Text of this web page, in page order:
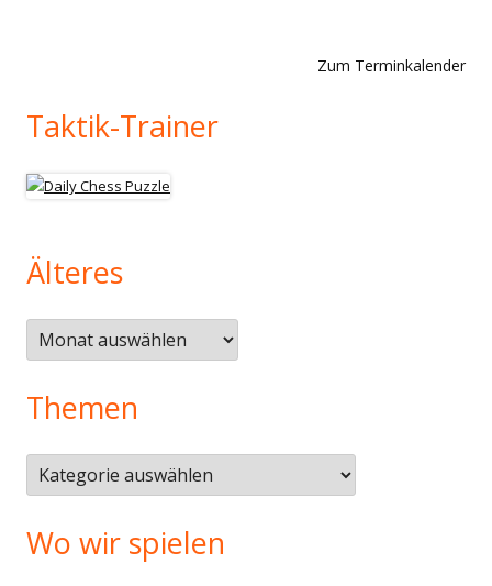
Zum Terminkalender
Taktik-Trainer
Älteres
Älteres
Themen
Themen
Wo wir spielen